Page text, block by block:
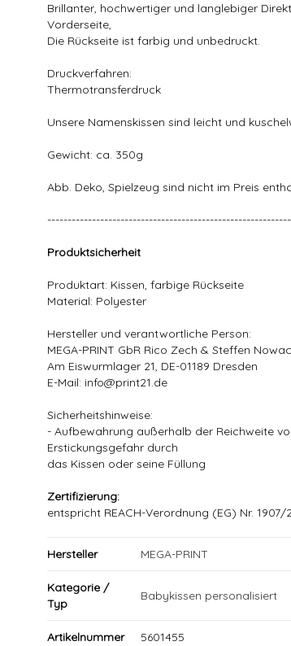
Brillanter, hochwertiger und langlebiger
Vorderseite,
Die Rückseite ist farbig und unbedruckt.
Druckverfahren:
Thermotransferdruck
Unsere Namenskissen sind leicht und
Gewicht: ca. 350g
Abb. Deko, Spielzeug sind nicht im Preis
Produktsicherheit
Produktart: Kissen, farbige Rückseite
Material: Polyester
Hersteller und verantwortliche Person:
MEGA-PRINT GbR Rico Zech & Steffen
Am Eiswurmlager 21, DE-01189 Dresden
E-Mail: info@print21.de
Sicherheitshinweise:
- Aufbewahrung außerhalb der Reichweite
Erstickungsgefahr durch
das Kissen oder seine Füllung
Zertifizierung:
entspricht REACH-Verordnung (EG) Nr. 1907/
Hersteller MEGA-PRINT
Kategorie /
Typ
Babykissen personalisiert
Artikelnummer 5601455